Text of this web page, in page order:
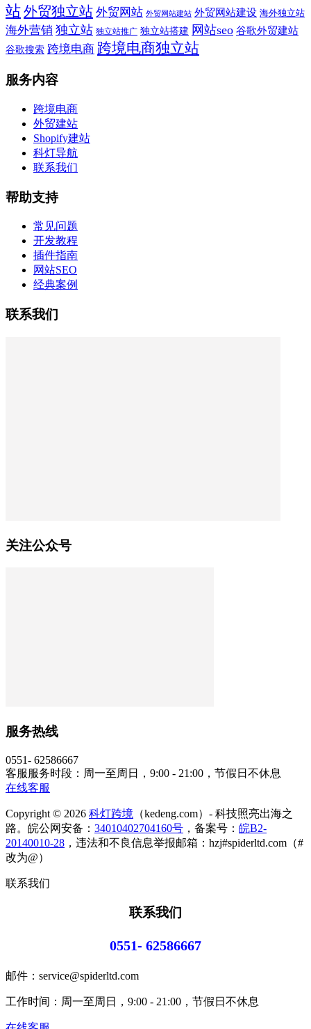
站外贸独立站 外贸网站 外贸网站建站 外贸网站建设 海外独立站
海外营销 独立站 独立站推广 独立站搭建 网站seo 谷歌外贸建站
谷歌搜索 跨境电商 跨境电商独立站
服务内容
跨境电商
外贸建站
Shopify建站
科灯导航
联系我们
帮助支持
常见问题
开发教程
插件指南
网站SEO
经典案例
联系我们
关注公众号
服务热线
0551- 62586667
客服服务时段：周一至周日，9:00 - 21:00，节假日不休息
在线客服
Copyright © 2026 科灯跨境 （kedeng.com）- 科技照亮出海之
路。皖公网安备： 34010402704160号 ，备案号： 皖B2-
20140010-28 ，违法和不良信息举报邮箱：hzj#spiderltd.com（#
改为@）
联系我们
联系我们
0551- 62586667
邮件：service@spiderltd.com
工作时间：周一至周日，9:00 - 21:00，节假日不休息